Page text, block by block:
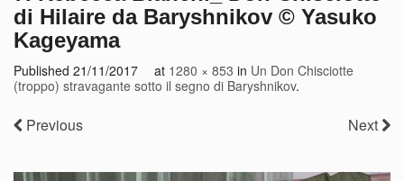
di Hilaire da Baryshnikov © Yasuko
Kageyama
Published 21/11/2017 at 1280 × 853 in Un Don Chisciotte
(troppo) stravagante sotto il segno di Baryshnikov.
Previous Next